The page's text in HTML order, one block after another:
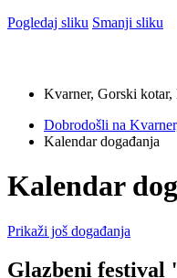
Pogledaj sliku Smanji sliku
Kvarner, Gorski
Dobrodošli na
Kalendar događanja
Kalendar
Prikaži još događanja
Glazbeni festival